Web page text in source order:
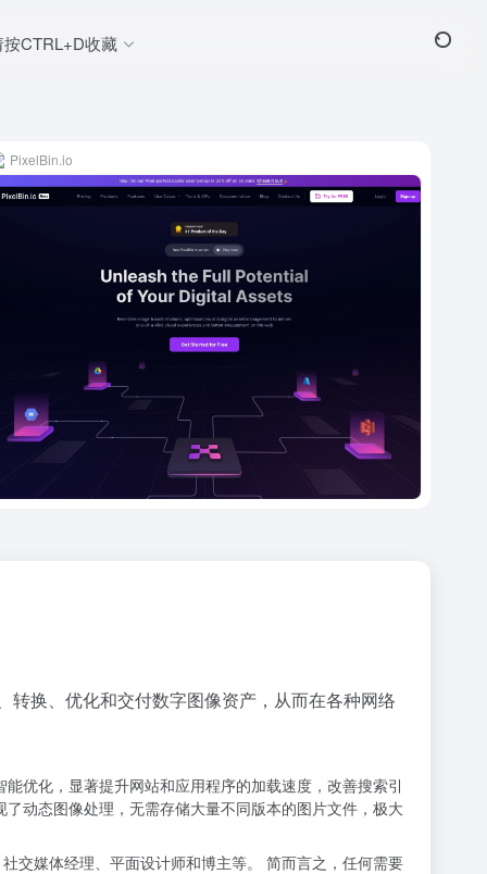
按CTRL+D收藏
PixelBin.io
换、优化和交付数字图像资产，从而在各种网络
优化，显著提升网站和应用程序的加载速度，改善搜索引
动态图像处理，无需存储大量不同版本的图片文件，极大
交媒体经理、平面设计师和博主等。 简而言之，任何需要